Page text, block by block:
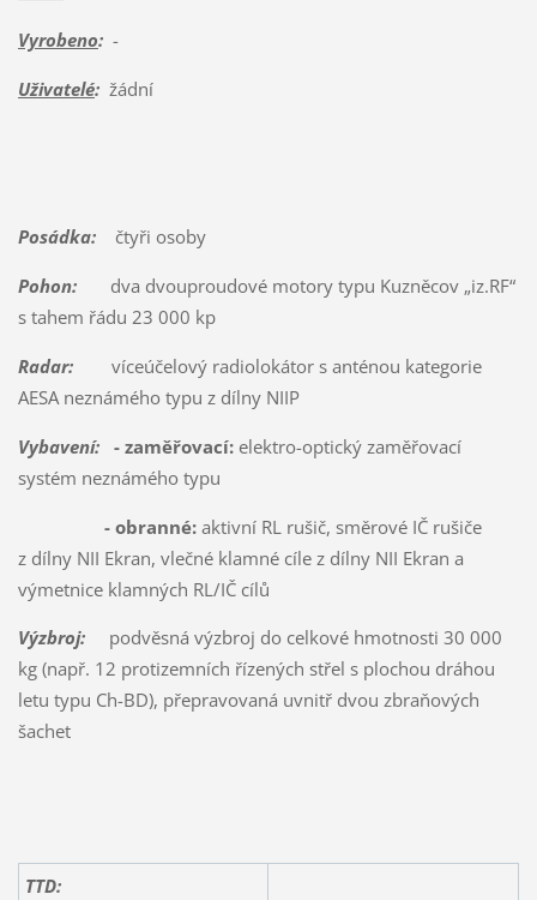
Vyrobeno:-
Uživatelé:žádní
Posádka:čtyři osoby
Pohon:dva dvouproudové motory typu Kuzněcov „iz.RF“
s tahem řádu 23 000 kp
Radar:víceúčelový radiolokátor s anténou kategorie
AESA neznámého typu z dílny NIIP
Vybavení: - zaměřovací:elektro-optický zaměřovací
systém neznámého typu
- obranné:aktivní RL rušič, směrové IČ rušiče
z dílny NII Ekran, vlečné klamné cíle z dílny NII Ekran a
výmetnice klamných RL/IČ cílů
Výzbroj:podvěsná výzbroj do celkové hmotnosti 30 000
kg (např. 12 protizemních řízených střel s plochou dráhou
letu typu Ch-BD), přepravovaná uvnitř dvou zbraňových
šachet
TTD: